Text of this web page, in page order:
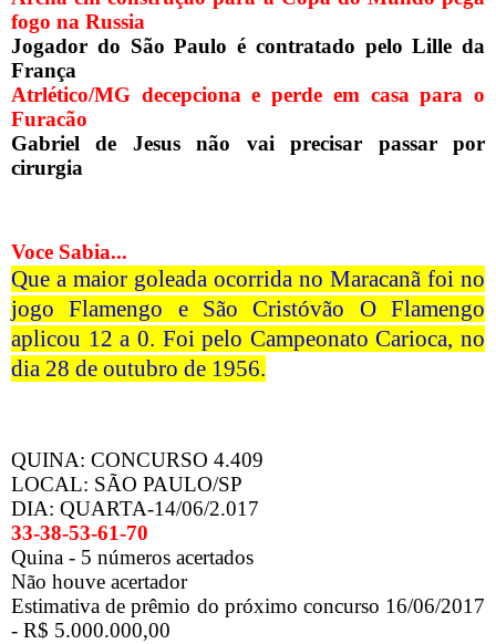
fogo na Russia
Jogador do São Paulo é contratado pelo Lille da
França
Atrlético/MG decepciona e perde em casa para o
Furacão
Gabriel de Jesus não vai precisar passar por
cirurgia
Voce Sabia...
Que a maior goleada ocorrida no Maracanã foi no
jogo Flamengo e São Cristóvão O Flamengo
aplicou 12 a 0. Foi pelo Campeonato Carioca, no
dia 28 de outubro de 1956.
QUINA: CONCURSO 4.409
LOCAL: SÃO PAULO/SP
DIA: QUARTA-14/06/2.017
33-38-53-61-70
Quina - 5 números acertados
Não houve acertador
Estimativa de prêmio do próximo concurso 16/06/2017
- R$ 5.000.000,00